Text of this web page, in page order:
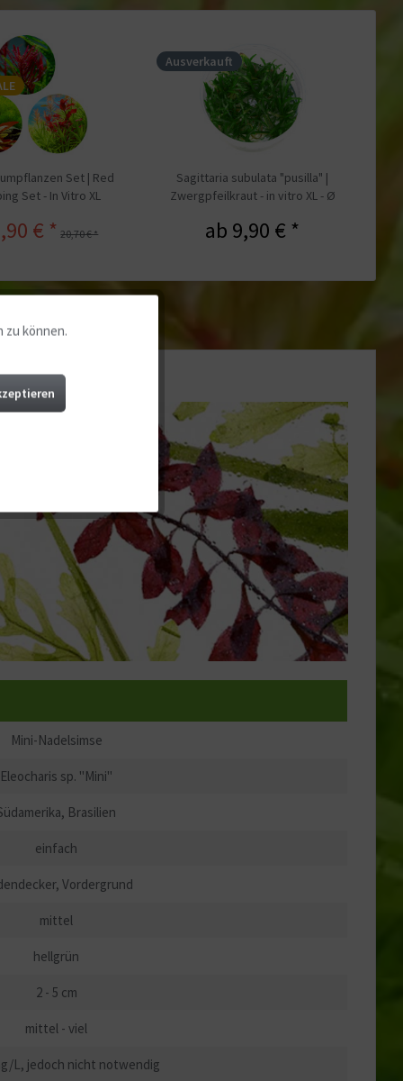
Set | Red
Set - In Vitro XL
€ * 20,70 € *
Ausverkauft
Sagittaria subulata "pusilla" |
Zwergpfeilkraut - in vitro XL - Ø
ab 9,90 € *
Mini-Nadelsimse
Eleocharis sp. "Mini"
Brasilien
einfach
Vordergrund
mittel
hellgrün
2 - 5 cm
mittel - viel
L, jedoch nicht notwendig
Aktiv
Aktiv
zu können.